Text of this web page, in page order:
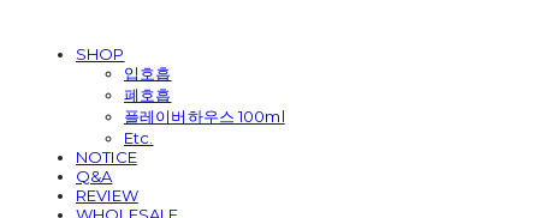
SHOP
입호흡
폐호흡
플레이버하우스 100ml
Etc.
NOTICE
Q&A
REVIEW
WHOLESALE